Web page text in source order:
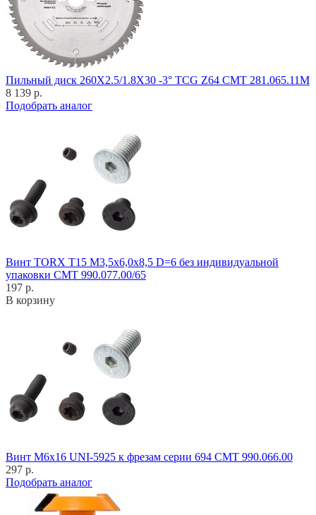
Пильный диск 260X2.5/1.8X30 -3° TCG Z64 CMT 281.065.11M
8 139 р.
Подобрать аналог
Винт TORX T15 M3,5x6,0x8,5 D=6 без индивидуальной
упаковки CMT 990.077.00/65
197 р.
В корзину
Винт M6x16 UNI-5925 к фрезам серии 694 CMT 990.066.00
297 р.
Подобрать аналог